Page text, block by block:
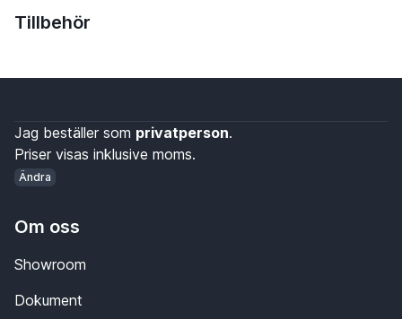
Tillbehör
Jag beställer som privatperson.
Priser visas inklusive moms.
Ändra
Om oss
Showroom
Dokument